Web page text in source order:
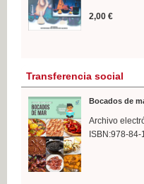
2,00 €
Transferencia social
Bocados de
Archivo
ISBN:978-